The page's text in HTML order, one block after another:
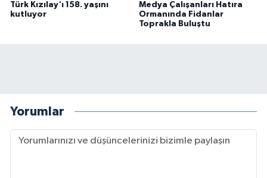
Türk Kızılay'ı 158. yaşını
kutluyor
Medya Çalışanları Hatıra
Ormanında Fidanlar
Toprakla Buluştu
Yorumlar